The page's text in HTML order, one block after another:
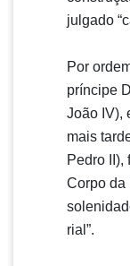
julgado
Por
príncipe
João IV),
mais
Pedro II),
Corpo da
rial”.